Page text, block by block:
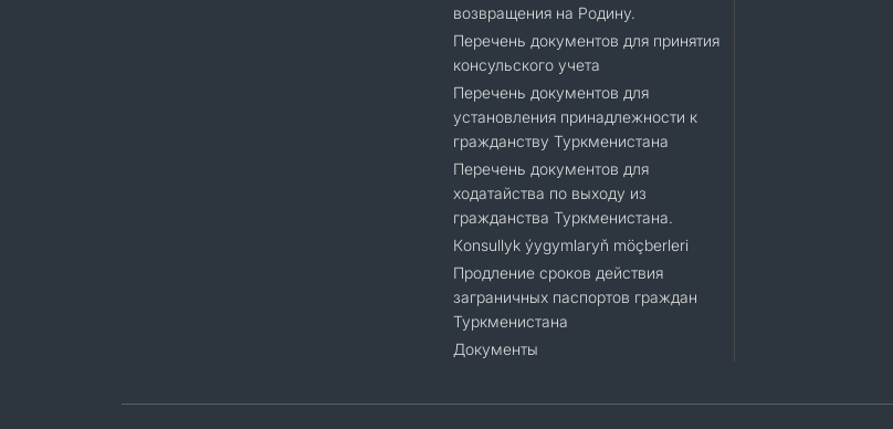
возвращения на Родину.
Перечень документов для принятия
консульского учета
Перечень документов для
установления принадлежности к
гражданству Туркменистана
Перечень документов для
ходатайства по выходу из
гражданства Туркменистана.
Кonsullyk ýygymlaryň möçberleri
Продление сроков действия
заграничных паспортов граждан
Туркменистана
Документы